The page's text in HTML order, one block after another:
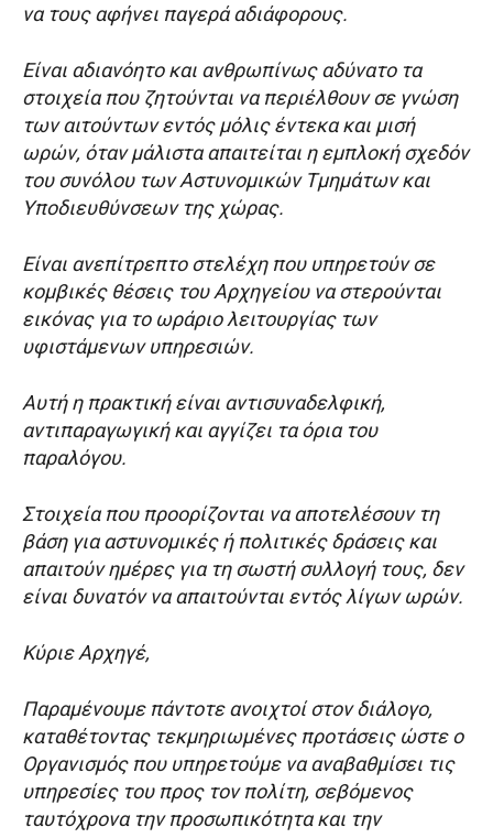
να τους αφήνει παγερά αδιάφορους.
Είναι αδιανόητο και ανθρωπίνως αδύνατο τα
στοιχεία που ζητούνται να περιέλθουν σε γνώση
των αιτούντων εντός μόλις έντεκα και μισή
ωρών, όταν μάλιστα απαιτείται η εμπλοκή σχεδόν
του συνόλου των Αστυνομικών Τμημάτων και
Υποδιευθύνσεων της χώρας.
Είναι ανεπίτρεπτο στελέχη που υπηρετούν σε
κομβικές θέσεις του Αρχηγείου να στερούνται
εικόνας για το ωράριο λειτουργίας των
υφιστάμενων υπηρεσιών.
Αυτή η πρακτική είναι αντισυναδελφική,
αντιπαραγωγική και αγγίζει τα όρια του
παραλόγου.
Στοιχεία που προορίζονται να αποτελέσουν τη
βάση για αστυνομικές ή πολιτικές δράσεις και
απαιτούν ημέρες για τη σωστή συλλογή τους, δεν
είναι δυνατόν να απαιτούνται εντός λίγων ωρών.
Κύριε Αρχηγέ,
Παραμένουμε πάντοτε ανοιχτοί στον διάλογο,
καταθέτοντας τεκμηριωμένες προτάσεις ώστε ο
Οργανισμός που υπηρετούμε να αναβαθμίσει τις
υπηρεσίες του προς τον πολίτη, σεβόμενος
ταυτόχρονα την προσωπικότητα και την